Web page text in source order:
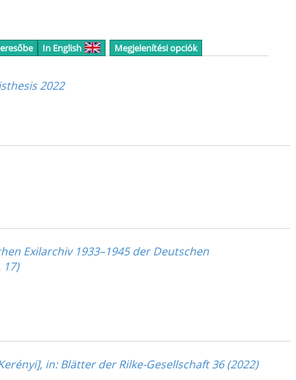
In English Megjelenítési opciók
2022
Exilarchiv 1933–1945 der Deutschen
in: Blätter der Rilke-Gesellschaft 36 (2022)